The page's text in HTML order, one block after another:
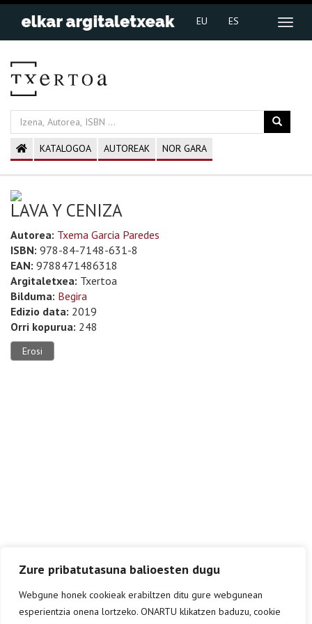
Zure pribatutasuna balioesten dugu
Webgune honek cookieak erabiltzen ditu gure webgunean
esperientzia onena lortzeko. ONARTU klikatzen baduzu, cookie
EU ES
KATALOGOA AUTOREAK NOR GARA
LAVA Y CENIZA
Autorea: Txema Garcia Paredes
ISBN: 978-84-7148-631-8
EAN: 9788471486318
Argitaletxea: Txertoa
Bilduma: Begira
Edizio data: 2019
Orri kopurua: 248
Erosi